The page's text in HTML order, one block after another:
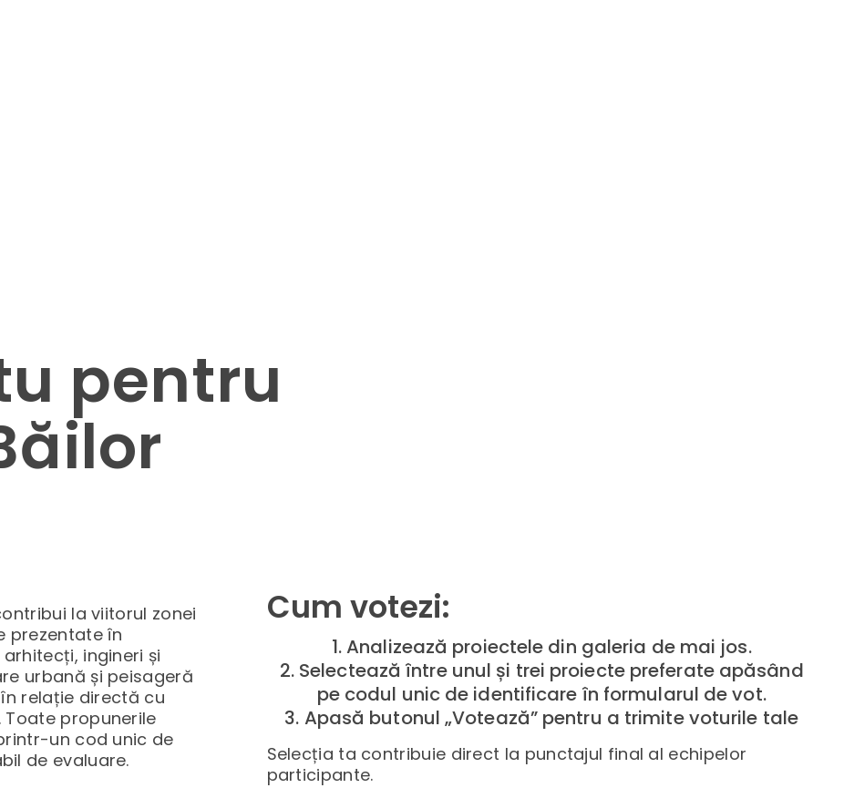
pentru
la viitorul zonei
prezentate în
ingineri și
urbană și peisageră
relație directă cu
propunerile
un cod unic de
de evaluare.
Cum votezi:
1. Analizează proiectele din galeria de mai jos.
2. Selectează între unul și trei proiecte preferate apăsând
pe codul unic de identificare în formularul de vot.
3. Apasă butonul „Votează” pentru a trimite voturile tale
Selecția ta contribuie direct la punctajul final al echipelor
participante.